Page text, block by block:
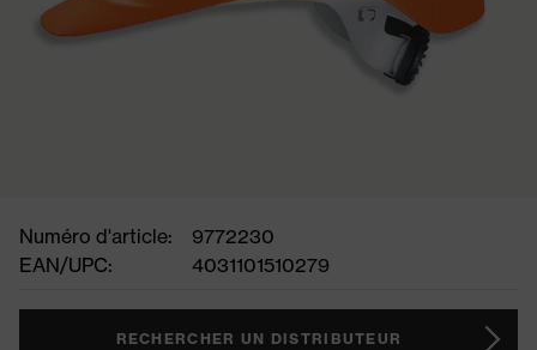
Numéro d'article:
9772230
EAN/UPC:
4031101510279
RECHERCHER UN DISTRIBUTEUR